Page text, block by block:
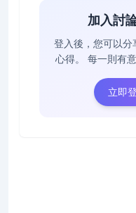
加入討
登入後，您可以
心得。
每一則有
立即